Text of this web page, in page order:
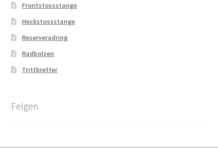
Frontstossstange
Heckstossstange
Reserveradring
Radbolzen
Trittbretter
Felgen